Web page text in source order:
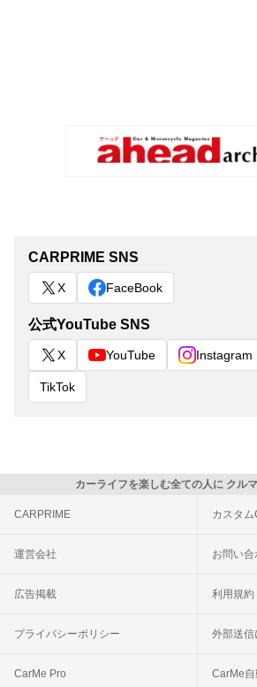
CARPRIME SNS
X FaceBook
公式YouTube SNS
X YouTube Instagram
TikTok
カーライフを楽しむ全ての人に クル
CARPRIME カスタ
運営会社 お問い合
広告掲載 利用規約
プライバシーポリシー 外部送信
CarMe Pro CarMe